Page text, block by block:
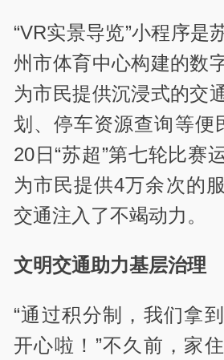
“VR实景导览”小程序是
州市体育中心构建的数
为市民提供沉浸式的交
划、停车资源查询等便
20日“苏超”第七轮比赛
为市民提供4万余次的
交通注入了不竭动力。
文明交通助力基层治理
“通过积分制，我们拿
开心啦！”不久前，家